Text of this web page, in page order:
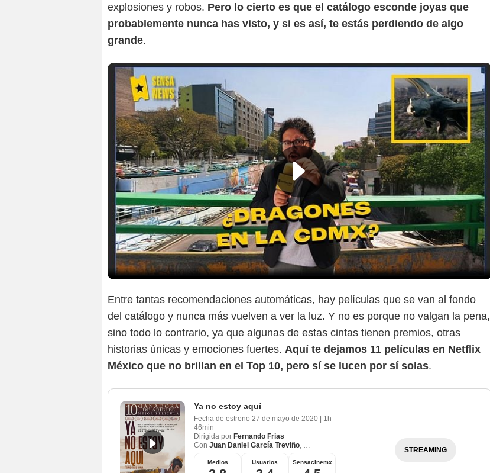
explosiones y robos. Pero lo cierto es que el catálogo esconde joyas que
probablemente nunca has visto, y si es así, te estás perdiendo de algo
grande.
Entre tantas recomendaciones automáticas, hay películas que se van al fondo
del catálogo y nunca más vuelven a ver la luz. Y no es porque no valgan la pena,
sino todo lo contrario, ya que algunas de estas cintas tienen premios, otras
historias únicas y emociones fuertes. Aquí te dejamos 11 películas en Netflix
México que no brillan en el Top 10, pero sí se lucen por sí solas.
Ya no estoy aquí
Fecha de estreno 27 de mayo de 2020
1h
46min
Dirigida por Fernando Frias
Con Juan Daniel García Treviño, Rocío Monserrat Ríos Hernández,Leonardo Ernesto
Medios Usuarios Sensacinemx
STREAMING
Netflix